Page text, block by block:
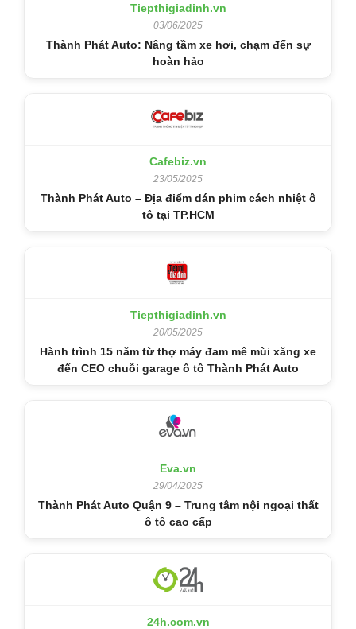
Tiepthigiadinh.vn
03/06/2025
Thành Phát Auto: Nâng tầm xe hơi, chạm đến sự
hoàn hảo
Cafebiz.vn
23/05/2025
Thành Phát Auto – Địa điểm dán phim cách nhiệt ô
tô tại TP.HCM
Tiepthigiadinh.vn
20/05/2025
Hành trình 15 năm từ thợ máy đam mê mùi xăng xe
đến CEO chuỗi garage ô tô Thành Phát Auto
Eva.vn
29/04/2025
Thành Phát Auto Quận 9 – Trung tâm nội ngoại thất
ô tô cao cấp
24h.com.vn